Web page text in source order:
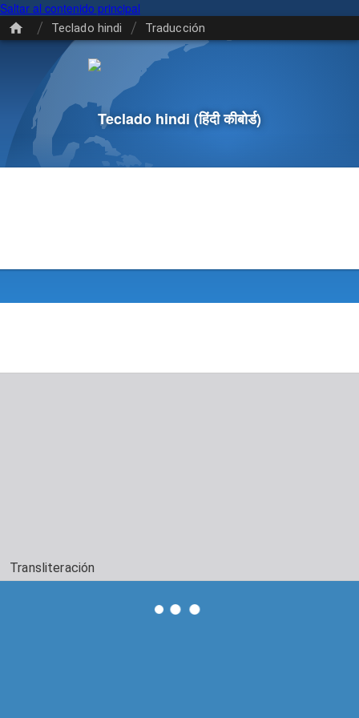
Saltar al contenido principal
/ Teclado hindi / Traducción
Teclado hindi (हिंदी कीबोर्ड)
Transliteración